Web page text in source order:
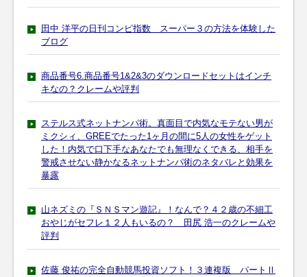
田中 洋平の日刊コンピ指数 スーパー３の方法を体験した
ブログ
商品番号6.商品番号1&2&3のダウンロードセットはインチ
キなの？クレームや評判
ステルス式ネットナンパ術。真面目で内気なモテない男が
ミクシィ、GREEでたった1ヶ月の間に5人の女性をゲット
した！内気で口下手なあなたでも無理なくできる、相手を
警戒させない静かなるネットナンパ術のネタバレと効果を
暴露
山ネズミの『ＳＮＳマン遊記』！なんで？４２歳の不細工
おやじがセフレ１２人もいるの？ 田尻 浩一のクレームや
評判
佐藤 俊祐の完全自動競馬投資ソフト！３連複版 パートⅡ